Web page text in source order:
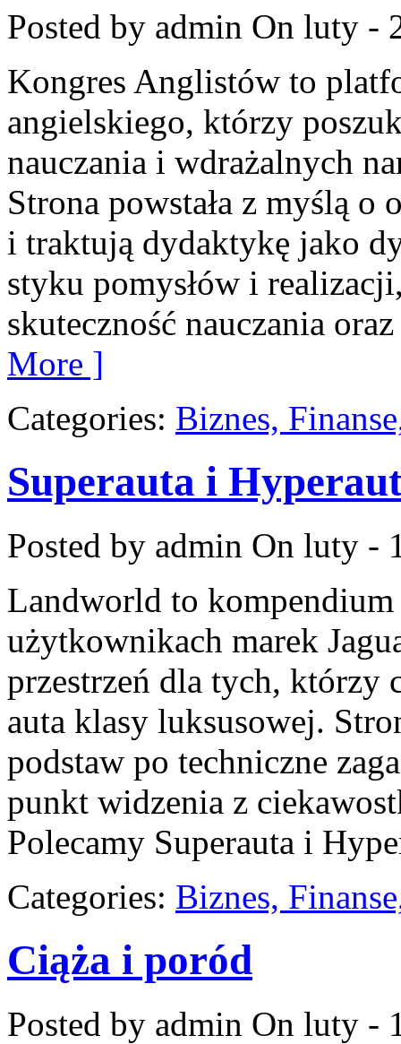
Posted by admin On luty -
Kongres Anglistów to
angielskiego, którzy
nauczania i wdrażalnych
Strona powstała z myślą o
i traktują dydaktykę jako
styku pomysłów i
skuteczność nauczania
More ]
Categories: Biznes,
Superauta i
Posted by admin On luty -
Landworld to
użytkownikach marek
przestrzeń dla tych, którzy
auta klasy luksusowej.
podstaw po techniczne
punkt widzenia z
Polecamy Superauta i
Categories: Biznes,
Ciąża i poród
Posted by admin On luty -